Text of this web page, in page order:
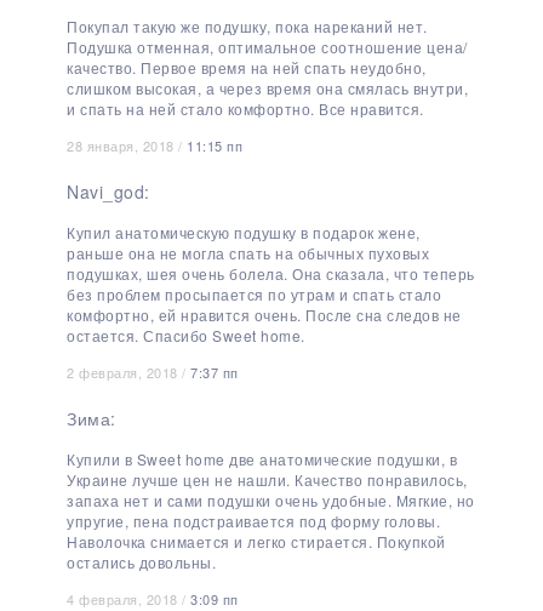
Покупал такую же подушку, пока нареканий нет.
Подушка отменная, оптимальное соотношение цена/
качество. Первое время на ней спать неудобно,
слишком высокая, а через время она смялась внутри,
и спать на ней стало комфортно. Все нравится.
28 января, 2018 / 11:15 пп
Navi_god:
Купил анатомическую подушку в подарок жене,
раньше она не могла спать на обычных пуховых
подушках, шея очень болела. Она сказала, что теперь
без проблем просыпается по утрам и спать стало
комфортно, ей нравится очень. После сна следов не
остается. Спасибо Sweet home.
2 февраля, 2018 / 7:37 пп
Зима:
Купили в Sweet home две анатомические подушки, в
Украине лучше цен не нашли. Качество понравилось,
запаха нет и сами подушки очень удобные. Мягкие, но
упругие, пена подстраивается под форму головы.
Наволочка снимается и легко стирается. Покупкой
остались довольны.
4 февраля, 2018 / 3:09 пп